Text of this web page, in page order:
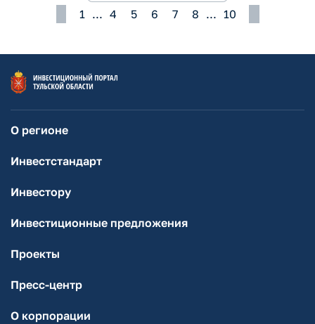
1 ... 4 5 6 7 8 ... 10
О регионе
Инвестстандарт
Инвестору
Инвестиционные предложения
Проекты
Пресс-центр
О корпорации